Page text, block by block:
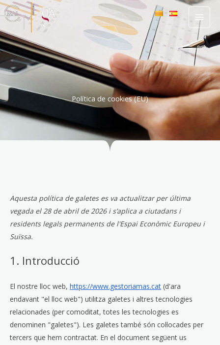
Vés
al
contingut
Política de cookies (EU)
Aquesta política de galetes es va actualitzar per última
vegada el 28 de abril de 2026 i s’aplica a ciutadans i
residents legals permanents de l'Espai Econòmic Europeu i
Suïssa.
1. Introducció
El nostre lloc web, https://www.gestoriamas.cat (d'ara
endavant "el lloc web") utilitza galetes i altres tecnologies
relacionades (per comoditat, totes les tecnologies es
denominen "galetes"). Les galetes també són col·locades per
tercers que hem contractat. En el document següent us
Consent
to
service